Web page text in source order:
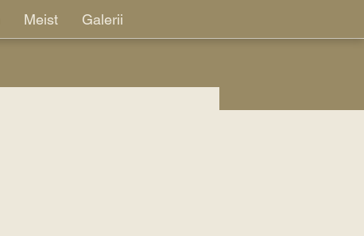
Meist Galerii